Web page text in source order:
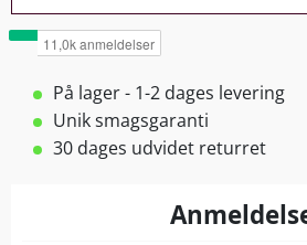
På lager - 1-2 dages levering
Unik smagsgaranti
30 dages udvidet returret